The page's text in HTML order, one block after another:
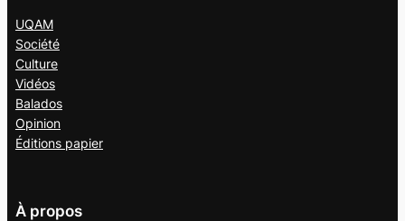
UQAM
Société
Culture
Vidéos
Balados
Opinion
Éditions papier
À propos